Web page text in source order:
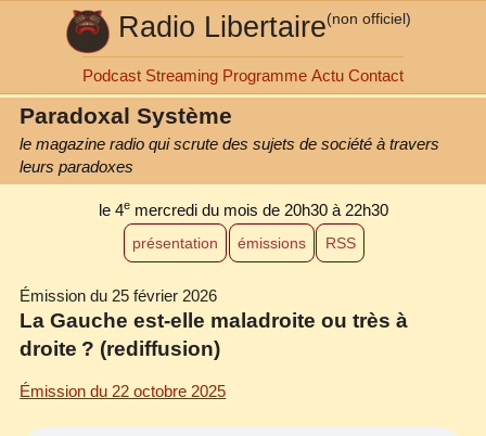
Radio Libertaire(non officiel)
Podcast Streaming Programme Actu Contact
Paradoxal Système
le magazine radio qui scrute des sujets de société à travers
leurs paradoxes
le 4emercredi du mois de 20h30 à 22h30
présentation émissions RSS
Émission du 25 février 2026
La Gauche est‐elle maladroite ou très à
droite ? (rediffusion)
Émission du 22 octobre 2025